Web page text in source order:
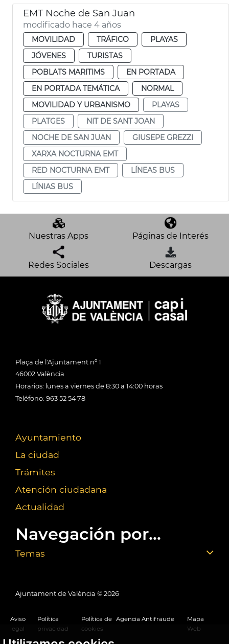
EMT Noche de San Juan
modificado hace 4 años
MOVILIDAD TRÁFICO
PLAYAS
JÓVENES
TURISTAS
POBLATS MARITIMS
EN PORTADA
EN PORTADA TEMÁTICA
NORMAL
MOVILIDAD Y URBANISMO
PLAYAS
PLATGES
NIT DE SANT JOAN
NOCHE DE SAN JUAN
GIUSEPE GREZZI
XARXA NOCTURNA EMT
RED NOCTURNA EMT
LÍNEAS BUS
LÍNIAS BUS
Nuestras Apps Páginas de Interés
Redes Sociales Descargas
Plaça de l'Ajuntament nº 1
46002 València
Horarios: lunes a viernes de 8:30 a 14:00 horas
Teléfono: 963 52 54 78
Ayuntamiento
La ciudad
Trámites
Atención ciudadana
Actualidad
Navegación por...
Temas
Ajuntament de València © 2026
Aviso
legal
Política
privacidad
Política de
cookies
Agencia Antifraude
Mapa
Web